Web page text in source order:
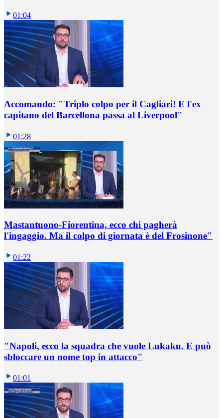
01:04
Accomando: "Triplo colpo per il Cagliari! E l'ex
capitano del Barcellona passa al Liverpool"
01:28
Mastantuono-Fiorentina, ecco chi pagherà
l'ingaggio. Ma il colpo di giornata è del Frosinone"
01:22
"Napoli, ecco la squadra che vuole Lukaku. E può
sbloccare un nome top in attacco"
01:01